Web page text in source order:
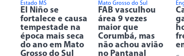
Estado MS
El Niño se
fortalece e causa
tempestade na
época mais seca
do ano em Mato
Grosso do Sul
Mato Grosso do Sul
FAB vasculhou
área 9 vezes
maior que
Corumbá, mas
não achou avião
no Pantanal